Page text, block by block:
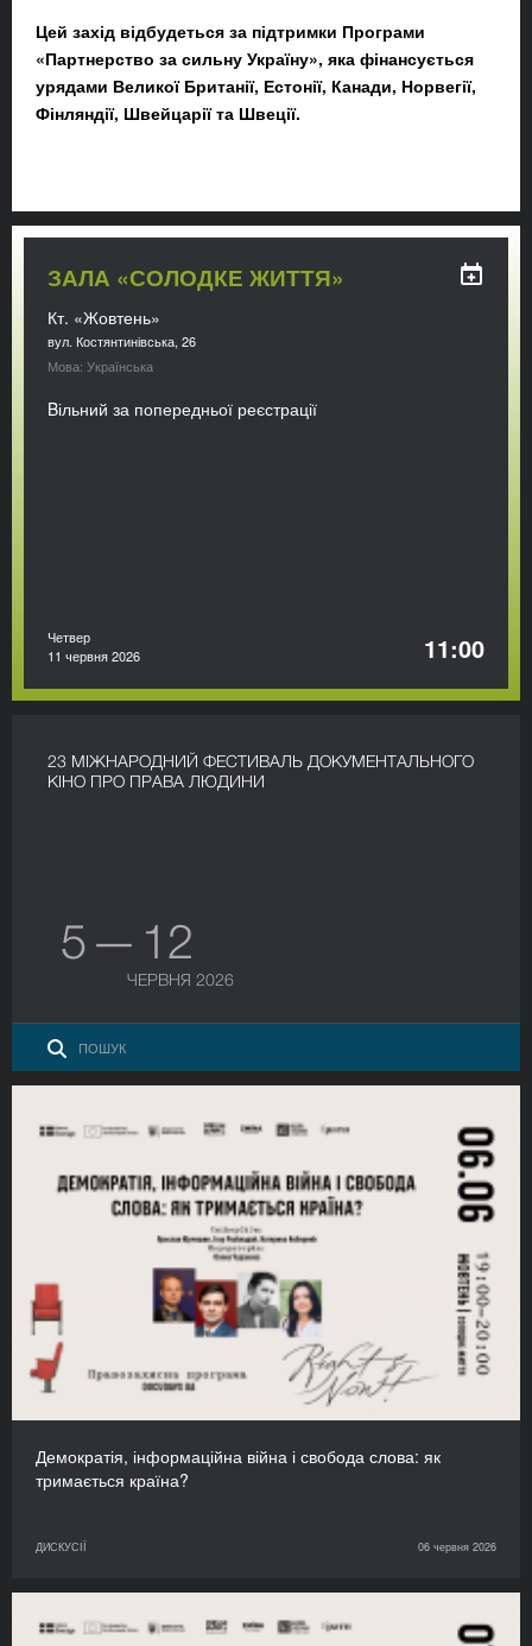
Цей захід відбудеться за підтримки Програми
«Партнерство за сильну Україну», яка фінансується
урядами Великої Британії, Естонії, Канади, Норвегії,
Фінляндії, Швейцарії та Швеції.
ЗАЛА «СОЛОДКЕ ЖИТТЯ»
Кт. «Жовтень»
вул. Костянтинівська, 26
Мова: Українська
Bільний за попередньої реєстрації
Четвер
11 червня 2026
11:00
23 МІЖНАРОДНИЙ ФЕСТИВАЛЬ ДОКУМЕНТАЛЬНОГО
КІНО ПРО ПРАВА ЛЮДИНИ
5 — 12
ЧЕРВНЯ 2026
Демократія, інформаційна війна і свобода слова: як
тримається країна?
ДИСКУСІЇ 06 червня 2026